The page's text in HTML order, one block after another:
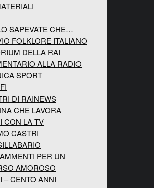
SAPEVATE CHE…
FOLKLORE ITALIANO
DELLA RAI
ALLA RADIO
SPORT
DI RAINEWS
CHE LAVORA
CON LA TV
CASTRI
PER UN
AMOROSO
– CENTO ANNI